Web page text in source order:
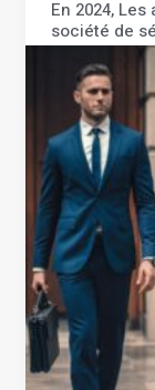
En 2024,
société de
En
2024,
avantages
de
faire
appel
à
une
société
de
sécurité
privée